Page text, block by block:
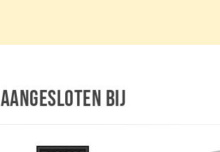
AANGESLOTEN BIJ